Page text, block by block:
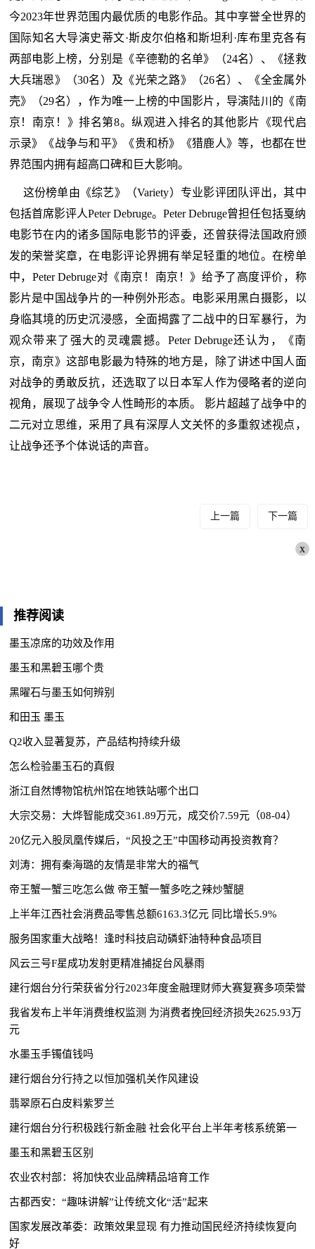
今2023年世界范围内最优质的电影作品。其中享誉全世界的
国际知名大导演史蒂文·斯皮尔伯格和斯坦利·库布里克各有
两部电影上榜，分别是《辛德勒的名单》（24名）、《拯救
大兵瑞恩》（30名）及《光荣之路》（26名）、《全金属外
壳》（29名），作为唯一上榜的中国影片，导演陆川的《南
京！南京！》排名第8。纵观进入排名的其他影片《现代启
示录》《战争与和平》《贵和桥》《猎鹿人》等，也都在世
界范围内拥有超高口碑和巨大影响。
这份榜单由《综艺》（Variety）专业影评团队评出，其中
包括首席影评人Peter Debruge。Peter Debruge曾担任包括戛纳
电影节在内的诸多国际电影节的评委，还曾获得法国政府颁
发的荣誉奖章，在电影评论界拥有举足轻重的地位。在榜单
中，Peter Debruge对《南京！南京！》给予了高度评价，称
影片是中国战争片的一种例外形态。电影采用黑白摄影，以
身临其境的历史沉浸感，全面揭露了二战中的日军暴行，为
观众带来了强大的灵魂震撼。Peter Debruge还认为，《南
京，南京》这部电影最为特殊的地方是，除了讲述中国人面
对战争的勇敢反抗，还选取了以日本军人作为侵略者的逆向
视角，展现了战争令人性畸形的本质。 影片超越了战争中的
二元对立思维，采用了具有深厚人文关怀的多重叙述视点，
让战争还予个体说话的声音。
上一篇 下一篇
x
推荐阅读
墨玉凉席的功效及作用
墨玉和黑碧玉哪个贵
黑曜石与墨玉如何辨别
和田玉 墨玉
Q2收入显著复苏，产品结构持续升级
怎么检验墨玉石的真假
浙江自然博物馆杭州馆在地铁站哪个出口
大宗交易：大烨智能成交361.89万元，成交价7.59元（08-04）
20亿元入股凤凰传媒后，“风投之王”中国移动再投资教育？
刘涛：拥有秦海璐的友情是非常大的福气
帝王蟹一蟹三吃怎么做 帝王蟹一蟹多吃之辣炒蟹腿
上半年江西社会消费品零售总额6163.3亿元 同比增长5.9%
服务国家重大战略！逢时科技启动磷虾油特种食品项目
风云三号F星成功发射更精准捕捉台风暴雨
建行烟台分行荣获省分行2023年度金融理财师大赛复赛多项荣誉
我省发布上半年消费维权监测 为消费者挽回经济损失2625.93万
元
水墨玉手镯值钱吗
建行烟台分行持之以恒加强机关作风建设
翡翠原石白皮料紫罗兰
建行烟台分行积极践行新金融 社会化平台上半年考核系统第一
墨玉和黑碧玉区别
农业农村部：将加快农业品牌精品培育工作
古都西安：“趣味讲解”让传统文化“活”起来
国家发展改革委：政策效果显现 有力推动国民经济持续恢复向
好